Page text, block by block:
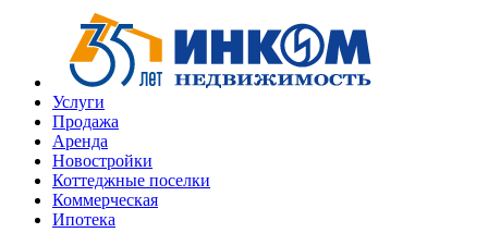
Услуги
Продажа
Аренда
Новостройки
Коттеджные поселки
Коммерческая
Ипотека